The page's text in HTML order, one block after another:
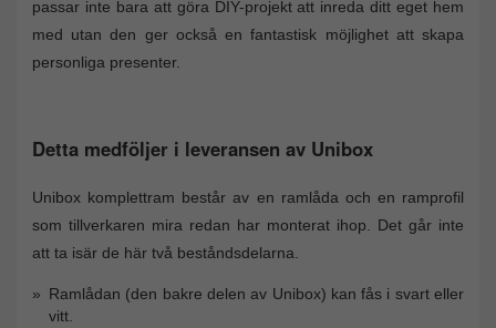
passar inte bara att göra DIY-projekt att inreda ditt eget hem
med utan den ger också en fantastisk möjlighet att skapa
personliga presenter.
Detta medföljer i leveransen av Unibox
Unibox komplettram består av en ramlåda och en ramprofil
som tillverkaren mira redan har monterat ihop. Det går inte
att ta isär de här två beståndsdelarna.
Ramlådan (den bakre delen av Unibox) kan fås i svart eller
vitt.